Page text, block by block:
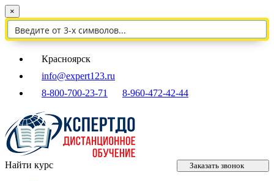
×
Красноярск
info@expert123.ru
8-800-700-23-71
8-960-472-42-44
Найти курс Заказать звонок